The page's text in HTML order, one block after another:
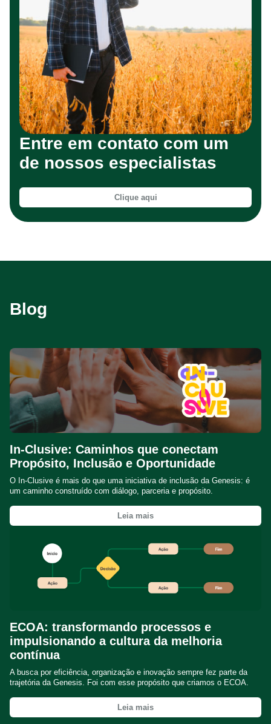
Entre em contato com um
de nossos especialistas
Clique aqui
Blog
In-Clusive: Caminhos que conectam
Propósito, Inclusão e Oportunidade
O In-Clusive é mais do que uma iniciativa de inclusão da Genesis: é
um caminho construído com diálogo, parceria e propósito.
Leia mais
ECOA: transformando processos e
impulsionando a cultura da melhoria
contínua
A busca por eficiência, organização e inovação sempre fez parte da
trajetória da Genesis. Foi com esse propósito que criamos o ECOA.
Leia mais